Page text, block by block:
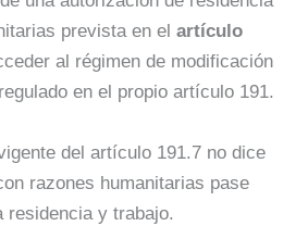
prevista en elartículo
al régimen de modificación
en el propio artículo 191.
del artículo 191.7 no dice
razones humanitarias pase
residencia y trabajo.